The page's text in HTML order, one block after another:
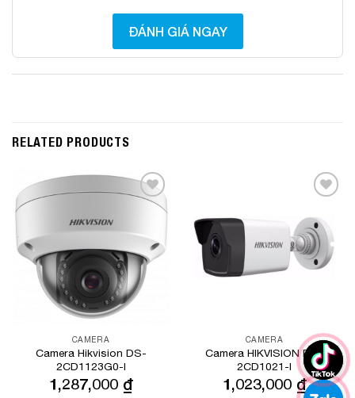
ĐÁNH GIÁ NGAY
RELATED PRODUCTS
Add to
CAMERA
Camera Hikvision DS-
2CD1123G0-I
1,287,000 ₫
Wishlist
CAMERA
Camera HIKVISION DS-
2CD1021-I
1,023,000 ₫